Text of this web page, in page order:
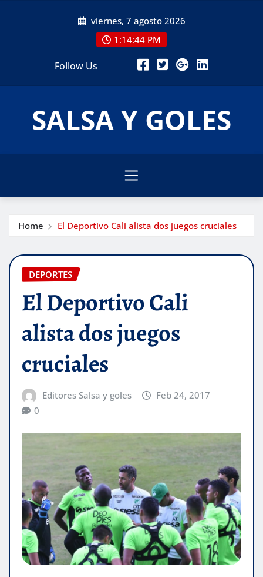
viernes, 7 agosto 2026
1:14:46 PM
Follow Us
SALSA Y GOLES
Home El Deportivo Cali alista dos juegos cruciales
DEPORTES
El Deportivo Cali
alista dos juegos
cruciales
Editores Salsa y goles
Feb 24, 2017
0